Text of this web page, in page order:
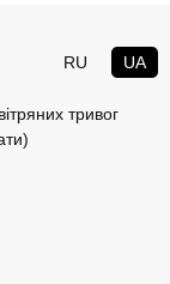
RU UA
тривог